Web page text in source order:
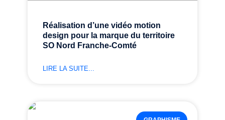
Réalisation d’une vidéo motion
design pour la marque du territoire
SO Nord Franche-Comté
LIRE LA SUITE...